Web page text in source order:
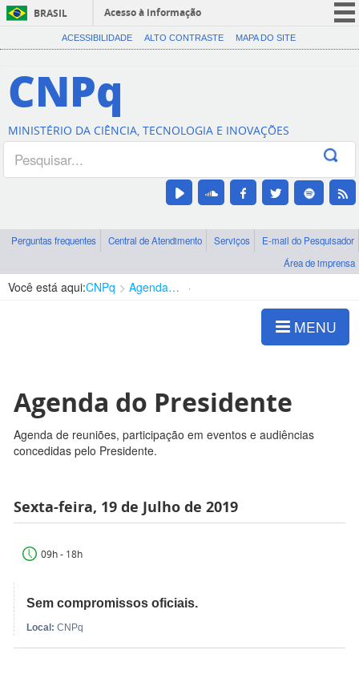
BRASIL
Acesso à informação
CORONAVÍRUS (COVID-19)
Canais
ACESSIBILIDADE ALTO CONTRASTE MAPA DO SITE
CNPq
MINISTÉRIO DA CIÊNCIA, TECNOLOGIA E INOVAÇÕES
Perguntas frequentes Central de Atendimento Serviços
E-mail do Pesquisador
Área de imprensa
Você está aqui:CNPq Agenda de autoridades
MENU
Agenda do Presidente
Agenda de reuniões, participação em eventos e audiências
concedidas pelo Presidente.
Sexta-feira, 19 de Julho de 2019
09h - 18h
Sem compromissos oficiais.
Local: CNPq